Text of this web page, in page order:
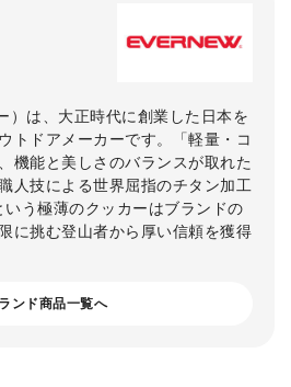
）は、大正時代に創業した日本を
トドアメーカーです。「軽量・コ
機能と美しさのバランスが取れた
人技による世界屈指のチタン加工
う極薄のクッカーはブランドの
に挑む登山者から厚い信頼を獲得
ンド商品一覧へ